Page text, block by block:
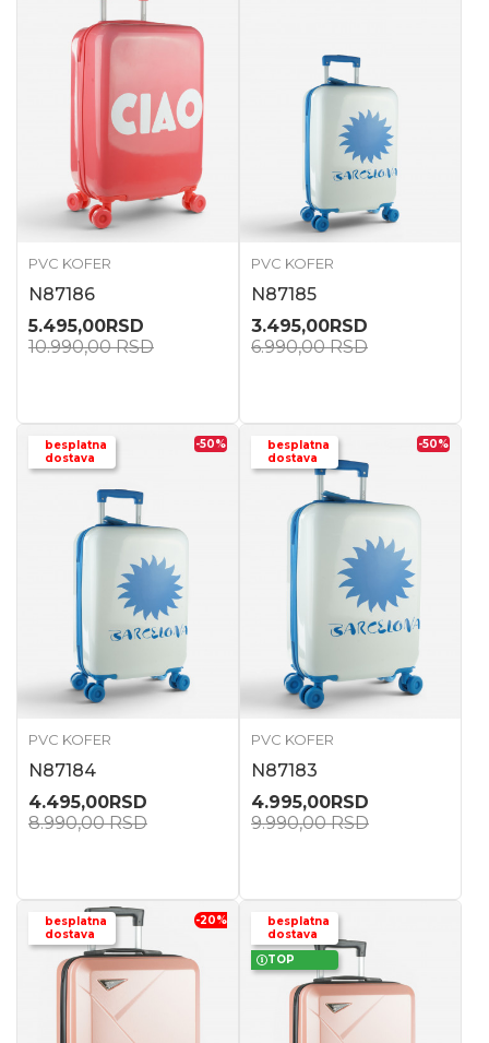
PVC KOFER
N87186
5.495,00RSD
10.990,00RSD
PVC KOFER
N87185
3.495,00RSD
6.990,00RSD
besplatna
dostava
-50%
PVC KOFER
N87184
4.495,00RSD
8.990,00RSD
besplatna
dostava
-50%
PVC KOFER
N87183
4.995,00RSD
9.990,00RSD
besplatna
dostava
-20%
besplatna
dostava
TOP